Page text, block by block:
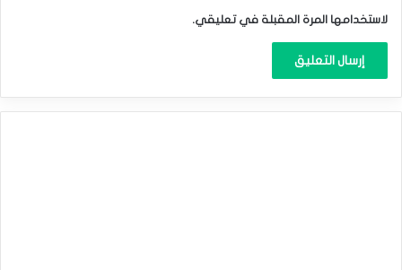
لاستخدامها المرة المقبلة في تعليقي.